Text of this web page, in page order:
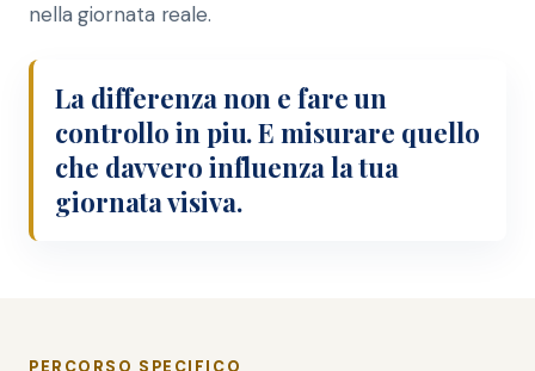
nella giornata reale.
La differenza non e fare un
controllo in piu. E misurare quello
che davvero influenza la tua
giornata visiva.
PERCORSO SPECIFICO